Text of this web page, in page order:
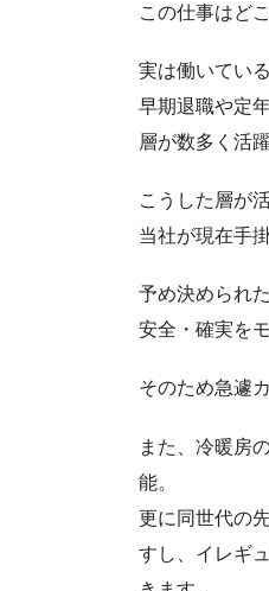
この仕事はど
実は働いてい
早期退職や定
層が数多く活
こうした層が
当社が現在手
予め決められ
安全・確実を
そのため急遽
また、冷暖房
能。
更に同世代の
すし、イレギ